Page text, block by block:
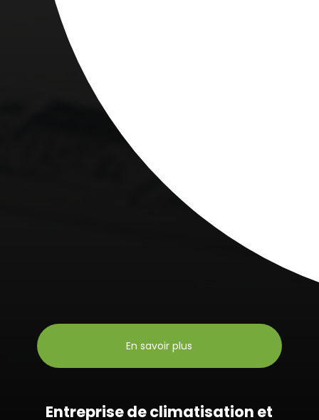
En savoir plus
Entreprise de climatisation et